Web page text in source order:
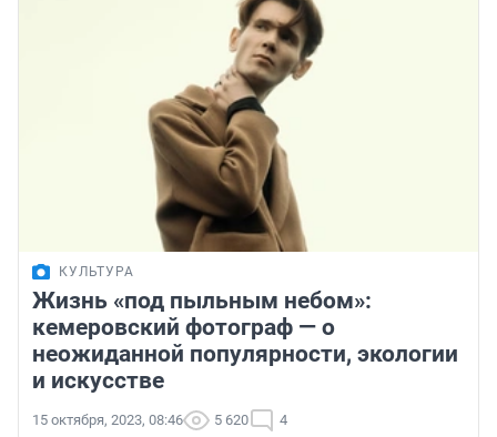
КУЛЬТУРА
Жизнь «под пыльным небом»:
кемеровский фотограф — о
неожиданной популярности, экологии
и искусстве
15 октября, 2023, 08:46 5 620 4